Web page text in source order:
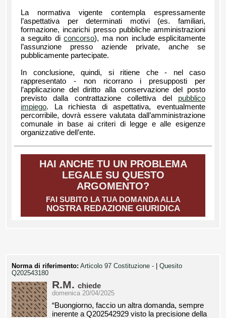
La normativa vigente contempla espressamente
l’aspettativa per determinati motivi (es. familiari,
formazione, incarichi presso pubbliche amministrazioni
a seguito diconcorso), ma non include esplicitamente
l’assunzione presso aziende private, anche se
pubblicamente partecipate.
In conclusione, quindi, si ritiene che - nel caso
rappresentato - non ricorrano i presupposti per
l’applicazione del diritto alla conservazione del posto
previsto dalla contrattazione collettiva del pubblico
impiego. La richiesta di aspettativa, eventualmente
percorribile, dovrà essere valutata dall’amministrazione
comunale in base ai criteri di legge e alle esigenze
organizzative dell’ente.
HAI ANCHE TU UN PROBLEMA
LEGALE SU QUESTO
ARGOMENTO?
FAI SUBITO LA TUA DOMANDA ALLA
NOSTRA REDAZIONE GIURIDICA
Norma di riferimento: Articolo 97 Costituzione -
Quesito
Q202543180
R.M. chiede
domenica 20/04/2025
“Buongiorno, faccio un altra domanda, sempre
inerente a Q202542929 visto la precisione della